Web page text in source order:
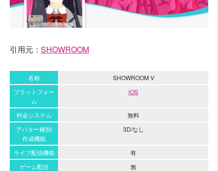
引用元： SHOWROOM
名称
SHOWROOM V
プラットフォー
ム
iOS
料金システム
無料
アバター種別/
作成機能
3D/なし
ライブ配信機能
有
ゲーム配信
無